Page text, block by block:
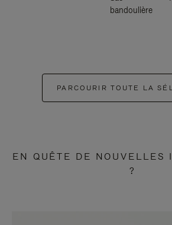
bandoulière
PARCOURIR TOUTE LA
EN QUÊTE DE NOUVELLES
?